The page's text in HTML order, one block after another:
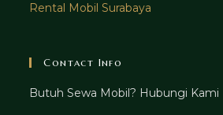
Rental Mobil Surabaya
Contact Info
Butuh Sewa Mobil? Hubungi Kami